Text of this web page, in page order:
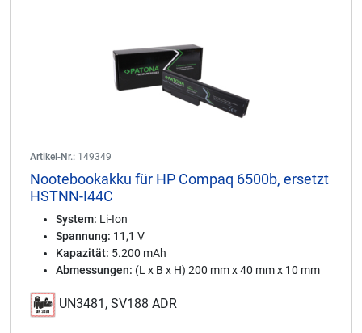
Artikel-Nr.: 149349
Nootebookakku für HP Compaq 6500b, ersetzt
HSTNN-I44C
System: Li-Ion
Spannung: 11,1 V
Kapazität: 5.200 mAh
Abmessungen: (L x B x H) 200 mm x 40 mm x 10 mm
UN3481, SV188 ADR